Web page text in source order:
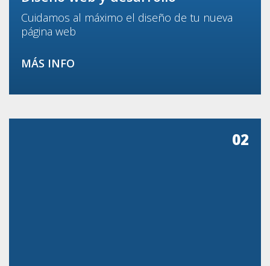
Cuidamos al máximo el diseño de tu nueva
página web
MÁS INFO
02